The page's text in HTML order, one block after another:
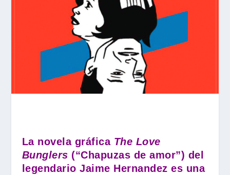
La novela gráfica The Love
Bunglers (“Chapuzas de amor”) del
legendario Jaime Hernandez es una